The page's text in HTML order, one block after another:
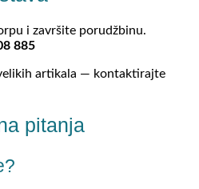
i završite porudžbinu.
885
artikala — kontaktirajte
pitanja